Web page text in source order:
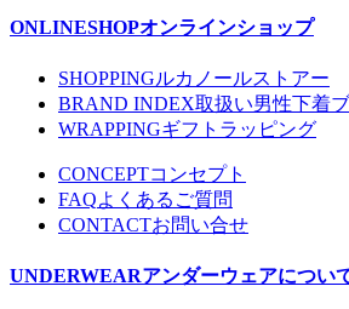
ONLINESHOPオンラインショップ
SHOPPINGルカノールストアー
BRAND INDEX取扱い男性下着
WRAPPINGギフトラッピング
CONCEPTコンセプト
FAQよくあるご質問
CONTACTお問い合せ
UNDERWEARアンダーウェアについ